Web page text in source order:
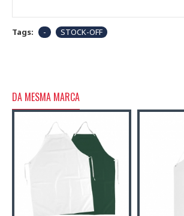
Tags: - STOCK-OFF
DA MESMA MARCA